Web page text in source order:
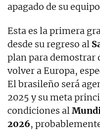
apagado de su
Esta es la primera
desde su regreso al
plan para demostrar
volver a Europa,
El brasileño será
2025 y su meta
condiciones al
2026,